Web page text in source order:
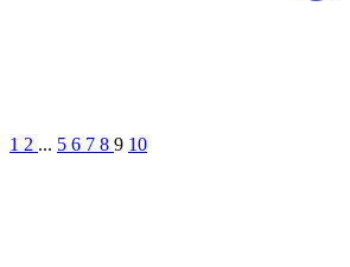
1 2 ... 5 6 7 8 9 10